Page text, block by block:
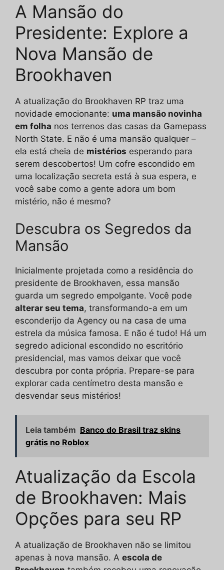
A Mansão do
Presidente: Explore a
Nova Mansão de
Brookhaven
A atualização do Brookhaven RP traz uma
novidade emocionante: uma mansão novinha
em folha nos terrenos das casas da Gamepass
North State. E não é uma mansão qualquer –
ela está cheia de mistérios esperando para
serem descobertos! Um cofre escondido em
uma localização secreta está à sua espera, e
você sabe como a gente adora um bom
mistério, não é mesmo?
Descubra os Segredos da
Mansão
Inicialmente projetada como a residência do
presidente de Brookhaven, essa mansão
guarda um segredo empolgante. Você pode
alterar seu tema, transformando-a em um
esconderijo da Agency ou na casa de uma
estrela da música famosa. E não é tudo! Há um
segredo adicional escondido no escritório
presidencial, mas vamos deixar que você
descubra por conta própria. Prepare-se para
explorar cada centímetro desta mansão e
desvendar seus mistérios!
Leia também Banco do Brasil traz skins
grátis no Roblox
Atualização da Escola
de Brookhaven: Mais
Opções para seu RP
A atualização de Brookhaven não se limitou
apenas à nova mansão. A escola de